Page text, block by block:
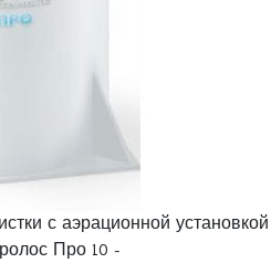
с аэрационной установкой
Про 10 -